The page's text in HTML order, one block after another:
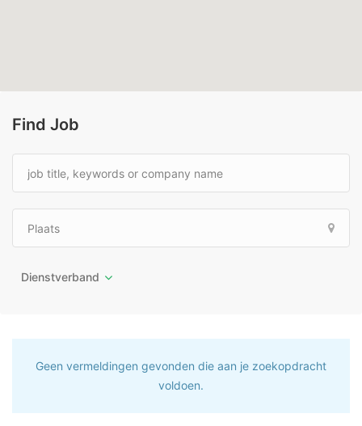
Find Job
Dienstverband
Geen vermeldingen gevonden die aan je zoekopdracht
voldoen.